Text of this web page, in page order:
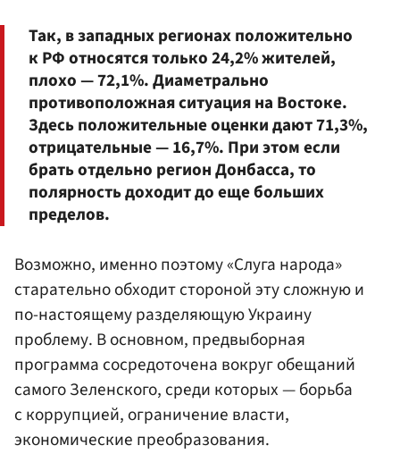
Так, в западных регионах положительно
к РФ относятся только 24,2% жителей,
плохо — 72,1%. Диаметрально
противоположная ситуация на Востоке.
Здесь положительные оценки дают 71,3%,
отрицательные — 16,7%. При этом если
брать отдельно регион Донбасса, то
полярность доходит до еще больших
пределов.
Возможно, именно поэтому «Слуга народа»
старательно обходит стороной эту сложную и
по-настоящему разделяющую Украину
проблему. В основном, предвыборная
программа сосредоточена вокруг обещаний
самого Зеленского, среди которых — борьба
с коррупцией, ограничение власти,
экономические преобразования.